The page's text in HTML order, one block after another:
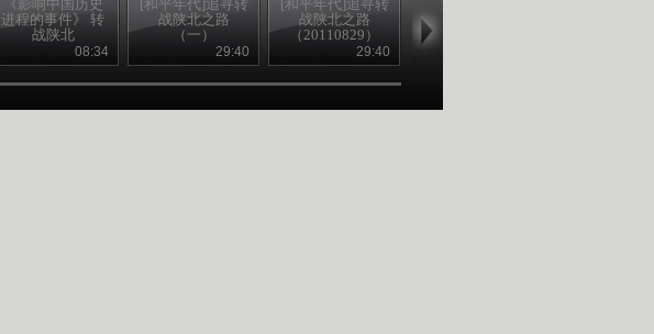
《影响中国历史
进程的事件》 转
战陕北
08:34
[和平年代]追寻转
战陕北之路
（一）
（20110829）
29:40
[和平年代]追寻转
战陕北之路
（20110829）
29:40
（20110830）